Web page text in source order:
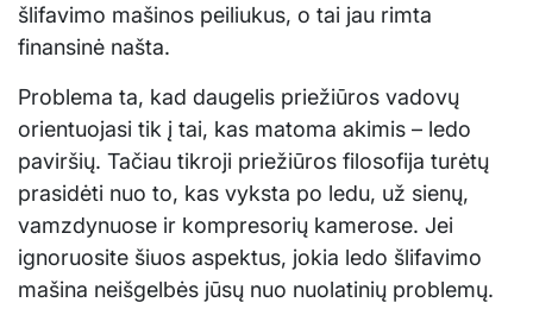
šlifavimo mašinos peiliukus, o tai jau rimta
finansinė našta.
Problema ta, kad daugelis priežiūros vadovų
orientuojasi tik į tai, kas matoma akimis – ledo
paviršių. Tačiau tikroji priežiūros filosofija turėtų
prasidėti nuo to, kas vyksta po ledu, už sienų,
vamzdynuose ir kompresorių kamerose. Jei
ignoruosite šiuos aspektus, jokia ledo šlifavimo
mašina neišgelbės jūsų nuo nuolatinių problemų.